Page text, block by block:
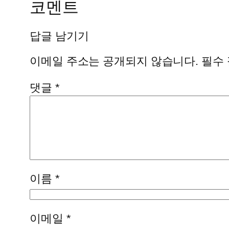
코멘트
답글 남기기
이메일 주소는 공개되지 않습니다. 필수
댓글 *
이름 *
이메일 *